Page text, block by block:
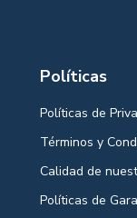
Políticas
Políticas de
Términos y
Calidad de
Políticas de